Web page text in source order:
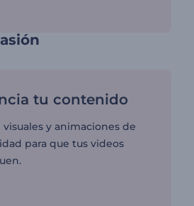
tu contenido
visuales y animaciones de
para que tus videos